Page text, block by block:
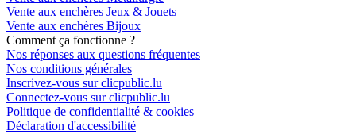
Vente aux enchères Jeux & Jouets
Vente aux enchères Bijoux
Comment ça fonctionne ?
Nos réponses aux questions fréquentes
Nos conditions générales
Inscrivez-vous sur clicpublic.lu
Connectez-vous sur clicpublic.lu
Politique de confidentialité & cookies
Déclaration d'accessibilité